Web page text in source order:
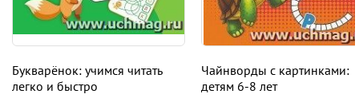
Букварёнок: учимся читать
легко и быстро
Чайнворды с картинками:
детям 6-8 лет